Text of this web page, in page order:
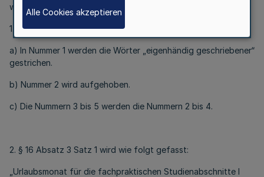
wird wie folgt geändert:
1. § 4 Absatz 2 wird wie folgt geändert:
a) In Nummer 1 werden die Wörter „eigenhändig geschriebener“
gestrichen.
b) Nummer 2 wird aufgehoben.
c) Die Nummern 3 bis 5 werden die Nummern 2 bis 4.
2. § 16 Absatz 3 Satz 1 wird wie folgt gefasst:
„Urlaubsmonat für die fachpraktischen Studienabschnitte I
Alle Cookies akzeptieren